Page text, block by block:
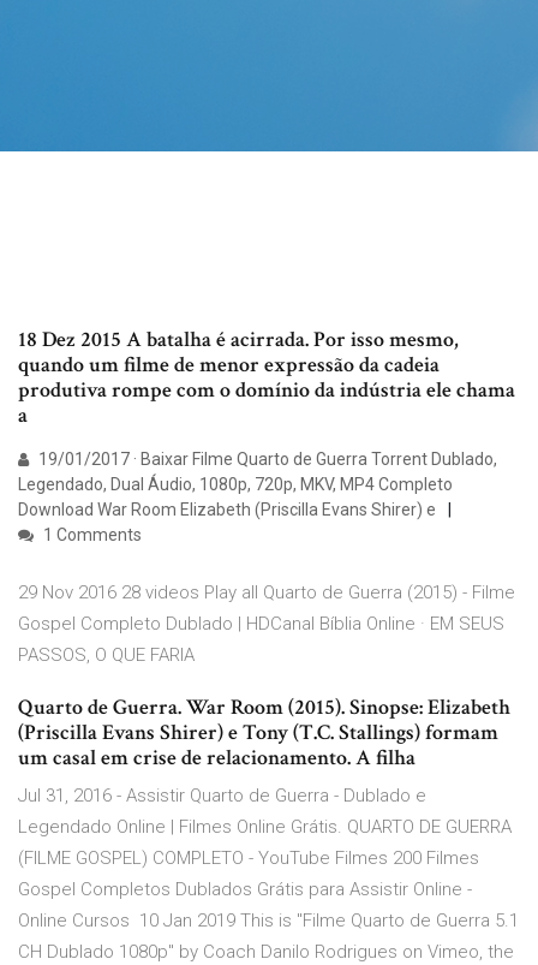
18 Dez 2015 A batalha é acirrada. Por isso mesmo,
quando um filme de menor expressão da cadeia
produtiva rompe com o domínio da indústria ele chama
a
19/01/2017 · Baixar Filme Quarto de Guerra Torrent Dublado,
Legendado, Dual Áudio, 1080p, 720p, MKV, MP4 Completo
Download War Room Elizabeth (Priscilla Evans Shirer) e
1 Comments
29 Nov 2016 28 videos Play all Quarto de Guerra (2015) - Filme
Gospel Completo Dublado | HDCanal Bíblia Online · EM SEUS
PASSOS, O QUE FARIA
Quarto de Guerra. War Room (2015). Sinopse: Elizabeth
(Priscilla Evans Shirer) e Tony (T.C. Stallings) formam
um casal em crise de relacionamento. A filha
Jul 31, 2016 - Assistir Quarto de Guerra - Dublado e
Legendado Online | Filmes Online Grátis. QUARTO DE GUERRA
(FILME GOSPEL) COMPLETO - YouTube Filmes 200 Filmes
Gospel Completos Dublados Grátis para Assistir Online -
Online Cursos 10 Jan 2019 This is "Filme Quarto de Guerra 5.1
CH Dublado 1080p" by Coach Danilo Rodrigues on Vimeo, the